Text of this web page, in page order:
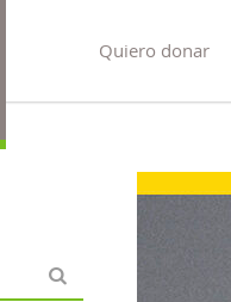
Quiero donar